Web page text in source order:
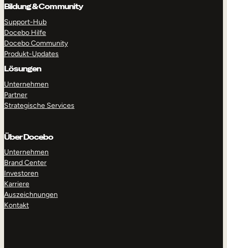
Bildung & Community
Support-Hub
Docebo Hilfe
Docebo Community
Produkt-Updates
Lösungen
Unternehmen
Partner
Strategische Services
Über Docebo
Unternehmen
Brand Center
Investoren
Karriere
Auszeichnungen
Kontakt